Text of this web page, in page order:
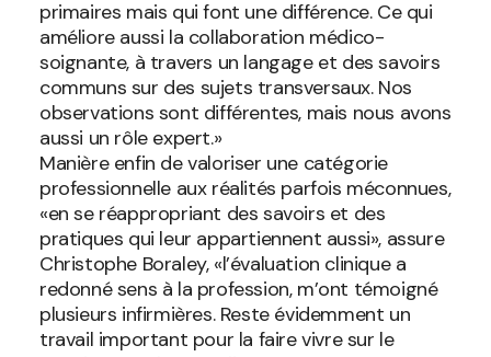
primaires mais qui font une différence. Ce qui
améliore aussi la collaboration médico-
soignante, à travers un langage et des savoirs
communs sur des sujets transversaux. Nos
observations sont différentes, mais nous avons
aussi un rôle expert.»
Manière enfin de valoriser une catégorie
professionnelle aux réalités parfois méconnues,
«en se réappropriant des savoirs et des
pratiques qui leur appartiennent aussi», assure
Christophe Boraley, «l’évaluation clinique a
redonné sens à la profession, m’ont témoigné
plusieurs infirmières. Reste évidemment un
travail important pour la faire vivre sur le